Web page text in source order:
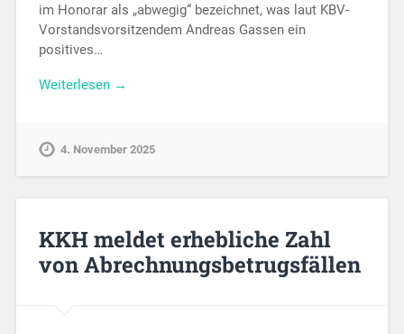
im Honorar als „abwegig“ bezeichnet, was laut KBV-
Vorstandsvorsitzendem Andreas Gassen ein
positives…
Weiterlesen →
4. November 2025
KKH meldet erhebliche Zahl
von Abrechnungsbetrugsfällen